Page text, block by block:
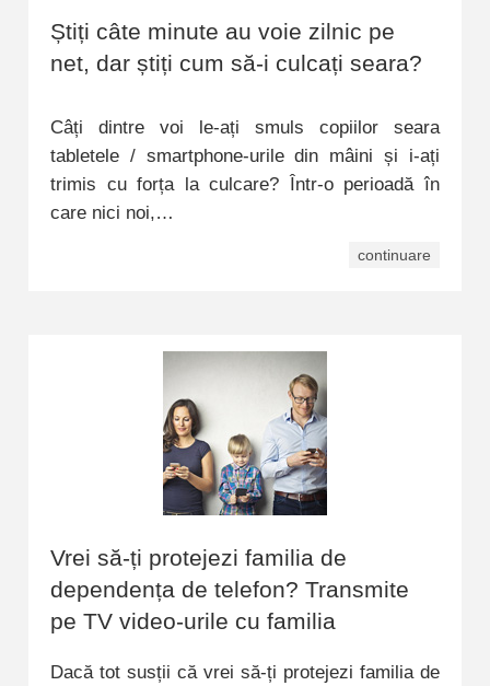
Știți câte minute au voie zilnic pe
net, dar știți cum să-i culcați seara?
Câți dintre voi le-ați smuls copiilor seara
tabletele / smartphone-urile din mâini și i-ați
trimis cu forța la culcare? Într-o perioadă în
care nici noi,…
continuare
Vrei să-ți protejezi familia de
dependența de telefon? Transmite
pe TV video-urile cu familia
Dacă tot susții că vrei să-ți protejezi familia de